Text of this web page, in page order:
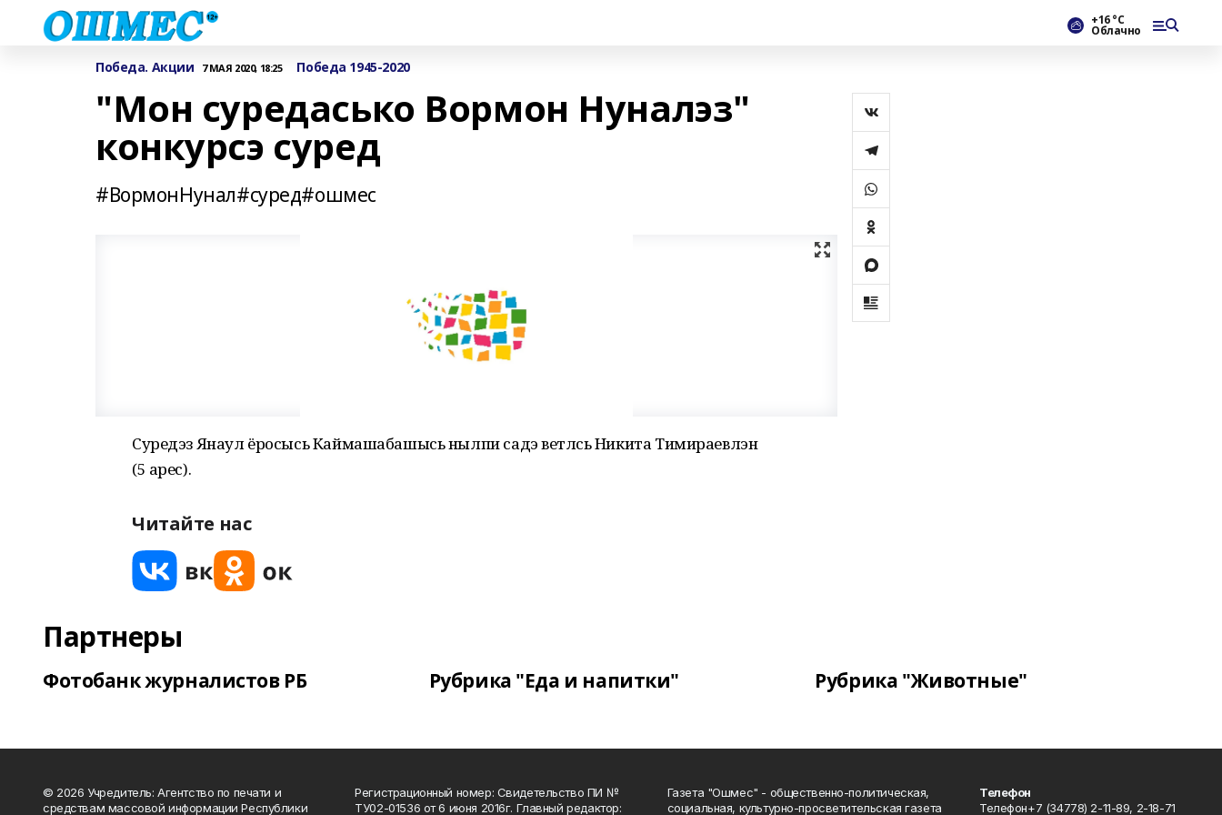
+16 °С
Облачно
Победа. Акции 7 МАЯ 2020, 18:25 Победа 1945-2020
"Мон суредасько Вормон Нуналэз"
конкурсэ суред
#ВормонНунал#суред#ошмес
Суредэз Янаул ёросысь Каймашабашысь нылпи садэ ветлӥсь Никита Тимираевлэн
(5 арес).
Читайте нас
Партнеры
Фотобанк журналистов РБ Рубрика "Еда и напитки" Рубрика "Животные"
© 2026 Учредитель: Агентство по печати и
средствам массовой информации Республики
Регистрационный номер: Свидетельство ПИ №
ТУ02-01536 от 6 июня 2016г. Главный редактор:
Газета "Ошмес" - общественно-политическая,
социальная, культурно-просветительская газета
Телефон
Телефон+7 (34778) 2-11-89, 2-18-71